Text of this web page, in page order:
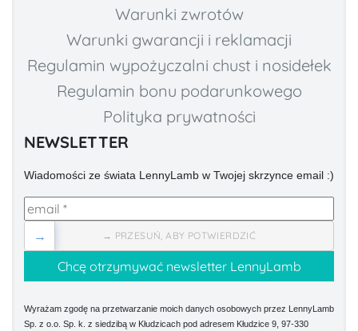
Warunki zwrotów
Warunki gwarancji i reklamacji
Regulamin wypożyczalni chust i nosidełek
Regulamin bonu podarunkowego
Polityka prywatności
NEWSLETTER
Wiadomości ze świata LennyLamb w Twojej skrzynce email :)
→ PRZESUŃ, ABY POTWIERDZIĆ
→
Wyrażam zgodę na przetwarzanie moich danych osobowych przez LennyLamb
Sp. z o.o. Sp. k. z siedzibą w Kłudzicach pod adresem Kłudzice 9, 97-330